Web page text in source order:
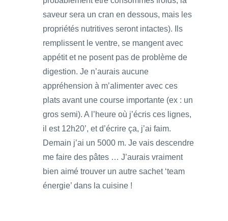
saveur sera un cran en dessous, mais les
propriétés nutritives seront intactes). Ils
remplissent le ventre, se mangent avec
appétit et ne posent pas de problème de
digestion. Je n’aurais aucune
appréhension à m’alimenter avec ces
plats avant une course importante (ex : un
gros semi). A l’heure où j’écris ces lignes,
il est 12h20’, et d’écrire ça, j’ai faim.
Demain j’ai un 5000 m. Je vais descendre
me faire des pâtes … J’aurais vraiment
bien aimé trouver un autre sachet ‘team
énergie’ dans la cuisine !